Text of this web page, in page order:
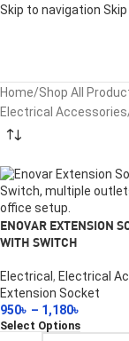
Skip to navigation
Home/Shop All
Electrical Accessories
ENOVAR EXTENSION
WITH SWITCH
Electrical , Electrical
Extension Socket
950৳ – 1,180৳
Select Options